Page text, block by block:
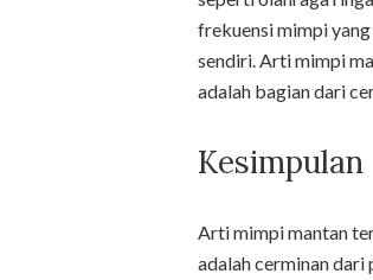
frekuensi mimpi
sendiri. Arti mimpi
adalah bagian dari
Kesimpulan
Arti mimpi mantan
adalah cerminan dari